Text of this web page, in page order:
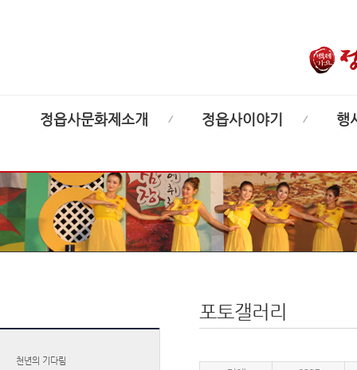
정읍사문화제소개 정읍사이야기 행
천년의 기다림
포토갤러리